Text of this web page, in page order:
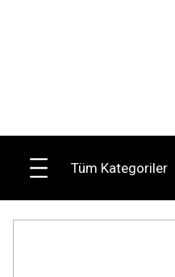
Tüm Kategoriler